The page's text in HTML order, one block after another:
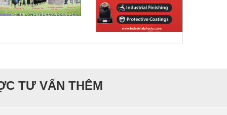
TƯ VẤN THÊM